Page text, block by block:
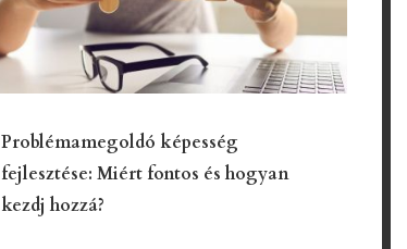
Problémamegoldó képesség
fejlesztése: Miért fontos és hogyan
kezdj hozzá?